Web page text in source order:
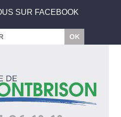
SUR FACEBOOK